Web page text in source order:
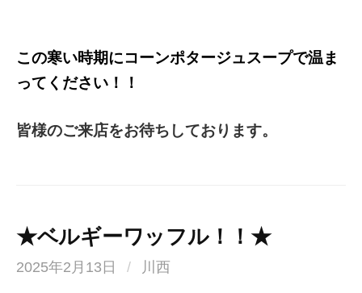
この寒い時期にコーンポタージュスープで温ま
ってください！！
皆様のご来店をお待ちしております。
★ベルギーワッフル！！★
2025年2月13日 / 川西